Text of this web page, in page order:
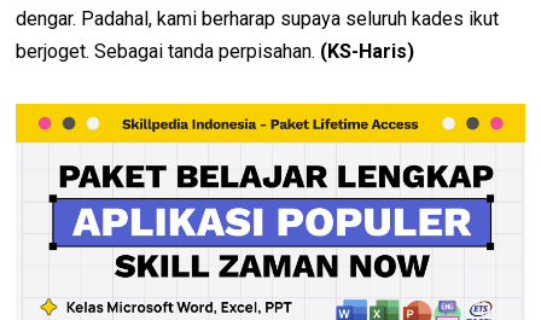
dengar. Padahal, kami berharap supaya seluruh kades ikut
berjoget. Sebagai tanda perpisahan. (KS-Haris)